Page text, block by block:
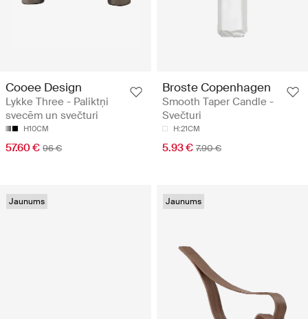
Cooee Design
Lykke Three - Paliktņi
svecēm un svečturi
H10CM
57.60 € 96 €
Broste Copenhagen
Smooth Taper Candle -
Svečturi
H:21CM
5.93 € 7.90 €
Jaunums Jaunums